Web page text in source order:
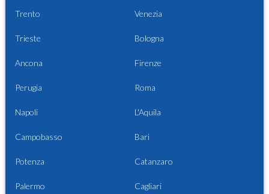
Trento Venezia
Trieste Bologna
Ancona Firenze
Perugia Roma
Napoli L'Aquila
Campobasso Bari
Potenza Catanzaro
Palermo Cagliari